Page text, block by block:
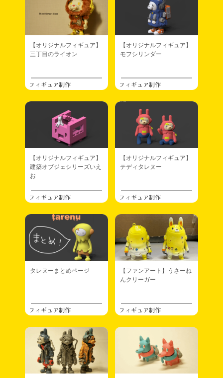
【オリジナルフィギュア】
三丁目のライオン
フィギュア制作
【オリジナルフィギュア】
モフシリンダー
フィギュア制作
【オリジナルフィギュア】
建築オブジェシリーズいえ
お
フィギュア制作
【オリジナルフィギュア】
テディタレヌー
フィギュア制作
タレヌーまとめページ
フィギュア制作
【ファンアート】うさーね
んクリーガー
フィギュア制作